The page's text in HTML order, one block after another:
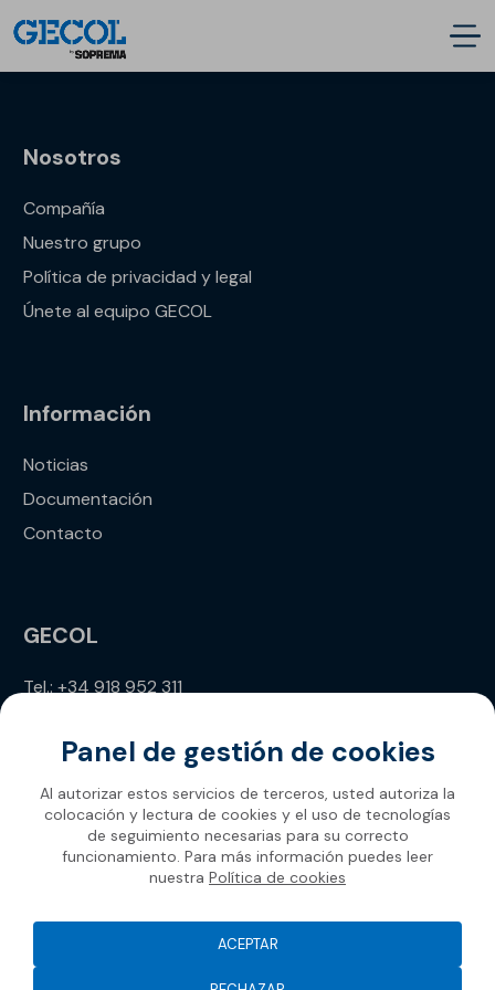
Nosotros
Compañía
Nuestro grupo
Política de privacidad y legal
Únete al equipo GECOL
Información
Noticias
Documentación
Contacto
GECOL
Tel.: +34 918 952 311
Gecol 2026
Panel de gestión de cookies
Al autorizar estos servicios de terceros, usted autoriza la
colocación y lectura de cookies y el uso de tecnologías
de seguimiento necesarias para su correcto
funcionamiento. Para más información puedes leer
nuestra Política de cookies
ACEPTAR